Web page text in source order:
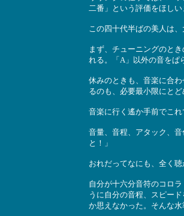
二番」という評価をほしい
この四十代半ばの美人は
まず、チューニングのと
れる。「A」以外の音をぱ
休みのときも、音楽に合
るのも、必要最小限にとど
音楽に行く遙か手前でこ
音量、音程、アタック、
と！」
おれだってなにも、全く
自分が十六分音符のコロ
うに自分の音程、スピー
か思えなかった。そんな